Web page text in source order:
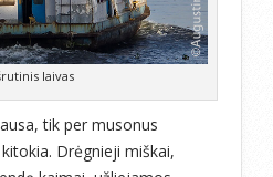
laivas
tik per musonus
Drėgnieji miškai,